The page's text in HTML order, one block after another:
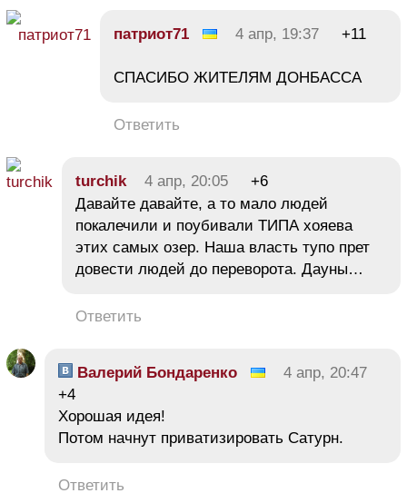
патриот71 4 апр, 19:37 +11
СПАСИБО ЖИТЕЛЯМ ДОНБАССА
Ответить
turchik 4 апр, 20:05
+6
Давайте давайте, а то мало людей
покалечили и поубивали ТИПА хояева
этих самых озер. Наша власть тупо прет
довести людей до переворота. Дауны…
Ответить
Валерий Бондаренко
4 апр, 20:47
+4
Хорошая идея!
Потом начнут приватизировать Сатурн.
Ответить